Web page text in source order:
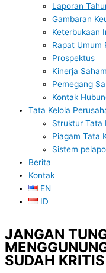
Laporan
Gambaran
Keterbukaan
Rapat Umum
Prospektus
Kinerja Saham
Pemegang
Kontak
Tata Kelola
Struktur Tata
Piagam Tata
Sistem
Berita
Kontak
EN
ID
JANGAN
SUDAH KRITIS